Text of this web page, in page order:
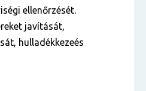
ellenőrzését.
javítását,
hulladékkezeés